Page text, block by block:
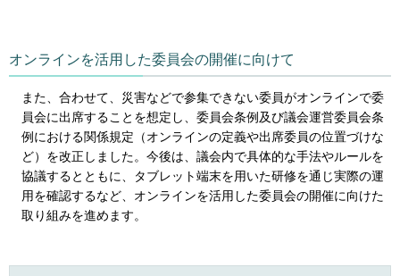
オンラインを活用した委員会の開催に向けて
また、合わせて、災害などで参集できない委員がオンラインで委
員会に出席することを想定し、委員会条例及び議会運営委員会条
例における関係規定（オンラインの定義や出席委員の位置づけな
ど）を改正しました。今後は、議会内で具体的な手法やルールを
協議するとともに、タブレット端末を用いた研修を通じ実際の運
用を確認するなど、オンラインを活用した委員会の開催に向けた
取り組みを進めます。